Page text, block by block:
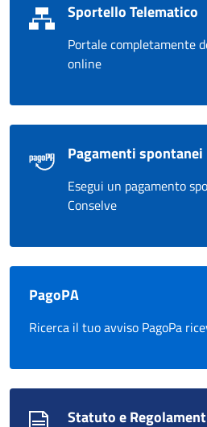
Sportello Telematico
Portale completamente
online
Pagamenti spontanei
Esegui un pagamento
Conselve
PagoPA
Ricerca il tuo avviso PagoPa
Statuto e